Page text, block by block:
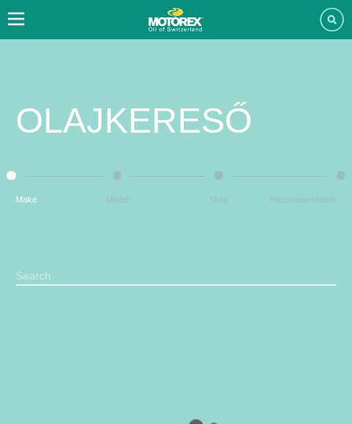
OLAJKERESŐ
Make Model Note Recommendation
Search